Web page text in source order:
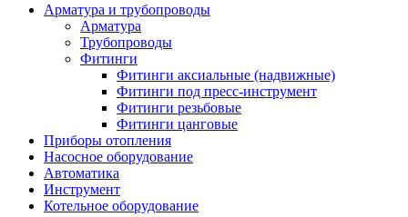
Арматура и трубопроводы
Арматура
Трубопроводы
Фитинги
Фитинги аксиальные (надвижные)
Фитинги под пресс-инструмент
Фитинги резьбовые
Фитинги цанговые
Приборы отопления
Насосное оборудование
Автоматика
Инструмент
Котельное оборудование